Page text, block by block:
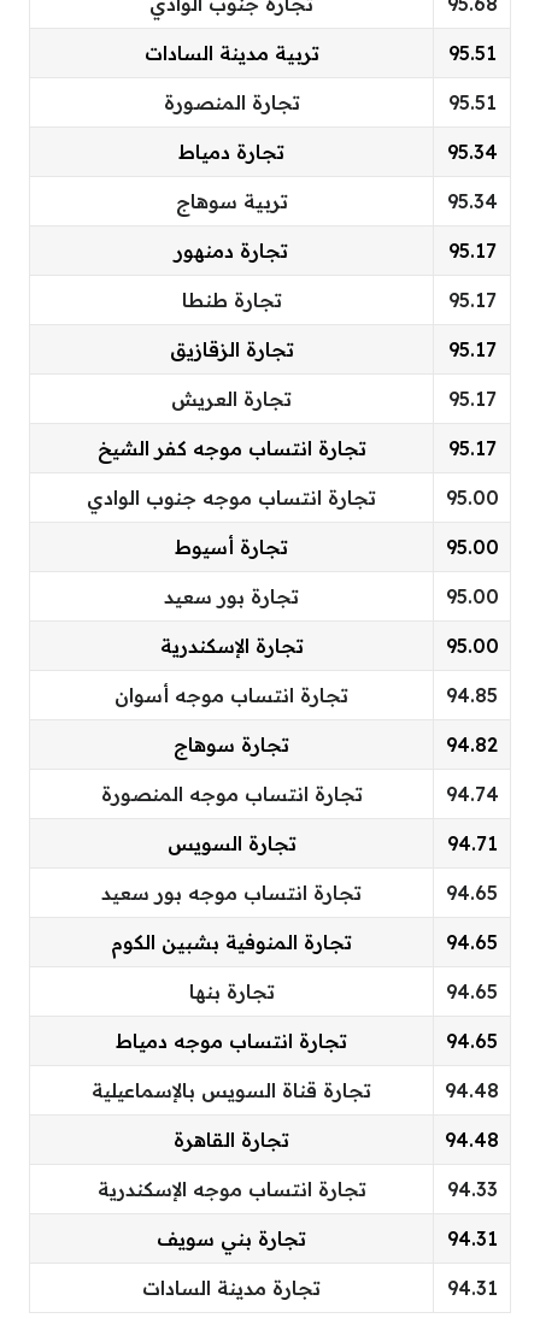
تربية مدينة السادات 95.51
تجارة المنصورة 95.51
تجارة دمياط 95.34
تربية سوهاج 95.34
تجارة دمنهور 95.17
تجارة طنطا 95.17
تجارة الزقازيق 95.17
تجارة العريش 95.17
تجارة انتساب موجه كفر الشيخ 95.17
تجارة انتساب موجه جنوب الوادي 95.00
تجارة أسيوط 95.00
تجارة بور سعيد 95.00
تجارة الإسكندرية 95.00
تجارة انتساب موجه أسوان 94.85
تجارة سوهاج 94.82
تجارة انتساب موجه المنصورة 94.74
تجارة السويس 94.71
تجارة انتساب موجه بور سعيد 94.65
تجارة المنوفية بشبين الكوم 94.65
تجارة بنها 94.65
تجارة انتساب موجه دمياط 94.65
تجارة قناة السويس بالإسماعيلية 94.48
تجارة القاهرة 94.48
تجارة انتساب موجه الإسكندرية 94.33
تجارة بني سويف 94.31
تجارة مدينة السادات 94.31